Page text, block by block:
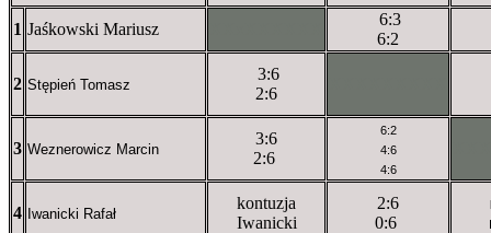
1 Jaśkowski Mariusz
6:3
6:2
2 Stępień Tomasz
3:6
2:6
3 Weznerowicz Marcin
3:6
2:6
6:2
4:6
4:6
4 Iwanicki Rafał
kontuzja
Iwanicki
2:6
0:6